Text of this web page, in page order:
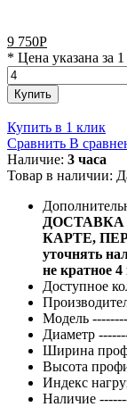
9 750Р
* Цена указана за
Купить
Купить в 1 клик
Сравнить В
Наличие: 3 часа
Товар в наличии:
КАРТЕ,
уточнять
не кратное
Доступное
Модель
Диаметр
Ширина
Высота
Индекс
Наличие